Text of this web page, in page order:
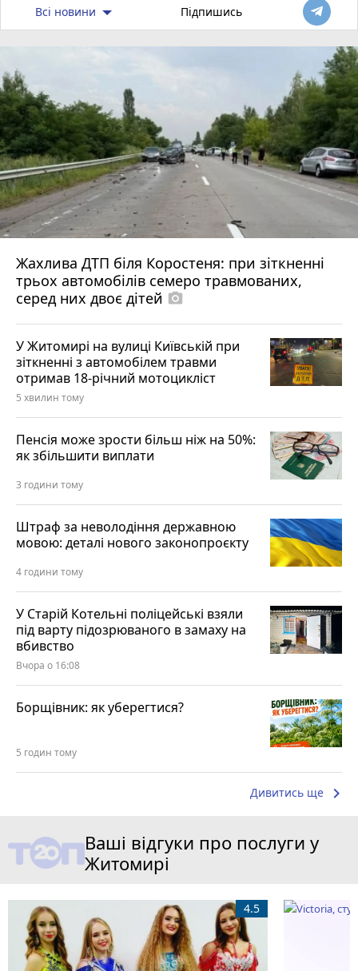
Всі новини Підпишись
Жахлива ДТП біля Коростеня: при зіткненні
трьох автомобілів семеро травмованих,
серед них двоє дітей photo_camera
У Житомирі на вулиці Київській при
зіткненні з автомобілем травми
отримав 18-річний мотоцикліст
5 хвилин тому
Пенсія може зрости більш ніж на 50%:
як збільшити виплати
3 години тому
Штраф за неволодіння державною
мовою: деталі нового законопроєкту
4 години тому
У Старій Котельні поліцейські взяли
під варту підозрюваного в замаху на
вбивство
Вчора о 16:08
Борщівник: як уберегтися?
5 годин тому
Дивитись ще keyboard_arrow_right
Ваші відгуки про послуги у
Житомирі
4.5